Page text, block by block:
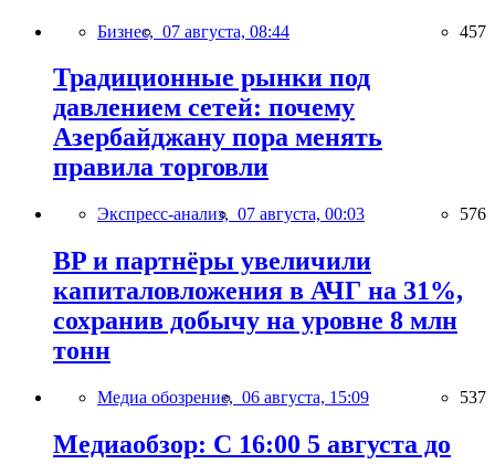
Бизнес, 07 августа, 08:44 457
Традиционные рынки под
давлением сетей: почему
Азербайджану пора менять
правила торговли
Экспресс-анализ, 07 августа, 00:03 576
BP и партнёры увеличили
капиталовложения в АЧГ на 31%,
сохранив добычу на уровне 8 млн
тонн
Медиа обозрение, 06 августа, 15:09 537
Медиаобзор: С 16:00 5 августа до